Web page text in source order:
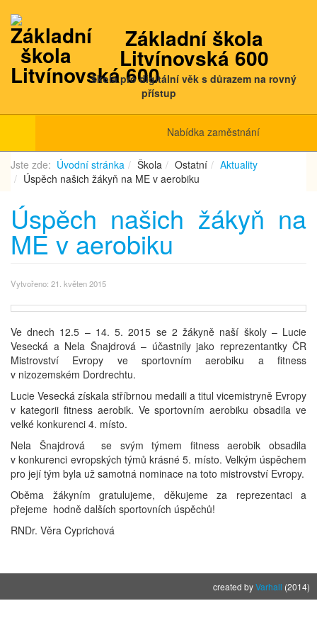
Základní škola
Litvínovská 600
škola pro digitální věk s důrazem na rovný
přístup
Nabídka zaměstnání
Jste zde: Úvodní stránka Škola Ostatní
Aktuality
Úspěch našich žákyň na ME v aerobiku
Úspěch našich žákyň na
ME v aerobiku
Vytvořeno: 21. květen 2015
Ve dnech 12.5 – 14. 5. 2015 se 2 žákyně naší školy – Lucie
Vesecká a Nela Šnajdrová – účastnily jako reprezentantky ČR
Mistrovství Evropy ve sportovním aerobiku a fitness
v nizozemském Dordrechtu.
Lucie Vesecká získala stříbrnou medaili a titul vicemistryně Evropy
v kategorii fitness aerobik. Ve sportovním aerobiku obsadila ve
velké konkurenci 4. místo.
Nela Šnajdrová se svým týmem fitness aerobik obsadila
v konkurenci evropských týmů krásné 5. místo. Velkým úspěchem
pro její tým byla už samotná nominace na toto mistrovství Evropy.
Oběma žákyním gratulujeme, děkujeme za reprezentaci a
přejeme hodně dalších sportovních úspěchů!
RNDr. Věra Cyprichová
created byVarhall (2014)